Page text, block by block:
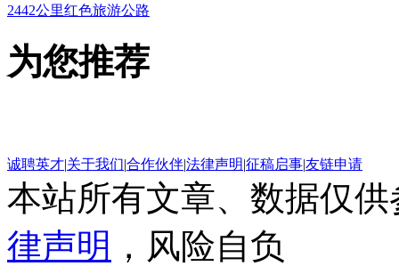
2442公里红色旅游公路
为您推荐
诚聘英才|关于我们|合作伙伴|法律声明|征稿启事|友链申请
本站所有文章、数据仅
律声明 ，风险自负